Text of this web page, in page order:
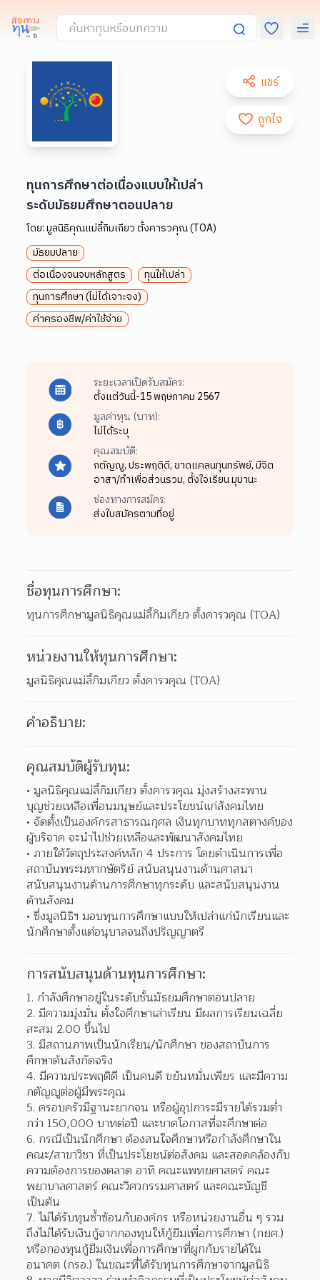
แชร์
ถูกใจ
ทุนการศึกษาต่อเนื่องแบบให้เปล่า
ระดับมัธยมศึกษาตอนปลาย
โดย:มูลนิธิคุณแม่ลี้กิมเกียว ตั้งคารวคุณ (TOA)
มัธยมปลาย
ต่อเนื่องจนจบหลักสูตร
ทุนให้เปล่า
ทุนการศึกษา (ไม่ได้เจาะจง)
ค่าครองชีพ/ค่าใช้จ่าย
ระยะเวลาเปิดรับสมัคร:
ตั้งแต่วันนี้-15 พฤษภาคม 2567
มูลค่าทุน (บาท):
ไม่ได้ระบุ
คุณสมบัติ:
กตัญญู,ประพฤติดี,ขาดแคลนทุนทรัพย์,มีจิต
อาสา/ทำเพื่อส่วนรวม,ตั้งใจเรียน มุมานะ
ช่องทางการสมัคร:
ส่งใบสมัครตามที่อยู่
ชื่อทุนการศึกษา:
ทุนการศึกษามูลนิธิคุณแม่ลี้กิมเกียว ตั้งคารวคุณ (TOA)
หน่วยงานให้ทุนการศึกษา:
มูลนิธิคุณแม่ลี้กิมเกียว ตั้งคารวคุณ (TOA)
คำอธิบาย:
คุณสมบัติผู้รับทุน:
มูลนิธิคุณแม่ลี้กิมเกียว ตั้งคารวคุณ มุ่งสร้างสะพาน
บุญช่วยเหลือเพื่อนมนุษย์และประโยชน์แก่สังคมไทย
จัดตั้งเป็นองค์กรสาธารณกุศล เงินทุกบาททุกสตางค์ของ
ผู้บริจาค จะนำไปช่วยเหลือและพัฒนาสังคมไทย
ภายใต้วัตถุประสงค์หลัก 4 ประการ โดยดำเนินการเพื่อ
สถาบันพระมหากษัตริย์ สนับสนุนงานด้านศาสนา
สนับสนุนงานด้านการศึกษาทุกระดับ และสนับสนุนงาน
ด้านสังคม
ซึ่งมูลนิธิฯ มอบทุนการศึกษาแบบให้เปล่าแก่นักเรียนและ
นักศึกษาตั้งแต่อนุบาลจนถึงปริญญาตรี
การสนับสนุนด้านทุนการศึกษา:
1. กำลังศึกษาอยู่ในระดับชั้นมัธยมศึกษาตอนปลาย
2. มีความมุ่งมั่น ตั้งใจศึกษาเล่าเรียน มีผลการเรียนเฉลี่ย
สะสม 2.00 ขึ้นไป
3. มีสถานภาพเป็นนักเรียน/นักศึกษา ของสถาบันการ
ศึกษาต้นสังกัดจริง
4. มีความประพฤติดี เป็นคนดี ขยันหมั่นเพียร และมีความ
กตัญญูต่อผู้มีพระคุณ
5. ครอบครัวมีฐานะยากจน หรือผู้อุปการะมีรายได้รวมต่ำ
กว่า 150,000 บาทต่อปี และขาดโอกาสที่จะศึกษาต่อ
6. กรณีเป็นนักศึกษา ต้องสนใจศึกษาหรือกำลังศึกษาใน
คณะ/สาขาวิชา ที่เป็นประโยชน์ต่อสังคม และสอดคล้องกับ
ความต้องการของตลาด อาทิ คณะแพทยศาสตร์ คณะ
พยาบาลศาสตร์ คณะวิศวกรรมศาสตร์ และคณะบัญชี
เป็นต้น
7. ไม่ได้รับทุนซ้ำซ้อนกับองค์กร หรือหน่วยงานอื่น ๆ รวม
ถึงไม่ได้รับเงินกู้จากกองทุนให้กู้ยืมเพื่อการศึกษา (กยศ.)
หรือกองทุนกู้ยืมเงินเพื่อการศึกษาที่ผูกกับรายได้ใน
อนาคต (กรอ.) ในขณะที่ได้รับทุนการศึกษาจากมูลนิธิ